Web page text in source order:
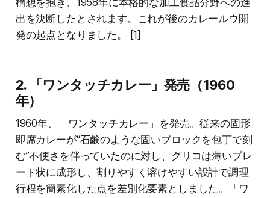
構想を抱き、1958年に本格的な加工食品分野への進
出を決断したとされます。これが後のカレールウ開
発の起点となりました。 [1]
2. 「ワンタッチカレー」発売（1960
年）
1960年、「ワンタッチカレー」を発売。従来の固形
即席カレーが“石鹸のような固いブロックを包丁で刻
む”不便さを伴っていたのに対し、グリコは薄いプレ
ート状に成形し、割りやすく溶けやすい設計で調理
行程を簡素化した点を差別化要素としました。「ワ